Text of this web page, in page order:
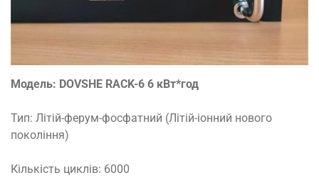
Модель: DOVSHE RACK-6 6 кВт*год
Тип: Літій-ферум-фосфатний (Літій-іонний нового
покоління)
Кількість циклів: 6000